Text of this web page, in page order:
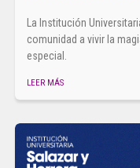
La Institución
comunidad a vivir la
especial.
LEER MÁS